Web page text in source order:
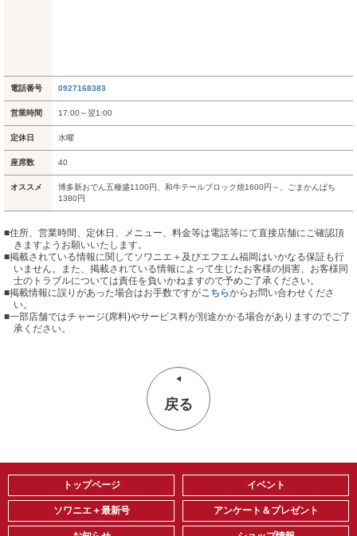
電話番号 0927168383
営業時間 17:00～翌1:00
定休日 水曜
座席数 40
オススメ
博多新おでん五種盛1100円、和牛テールブロック焼1600円～、ごまかんぱち
1380円
■住所、営業時間、定休日、メニュー、料金等は電話等にて直接店舗にご確認頂
きますようお願いいたします。
■掲載されている情報に関してソワニエ＋及びエフエム福岡はいかなる保証も行
いません。また、掲載されている情報によって生じたお客様の損害、お客様同
士のトラブルについては責任を負いかねますので予めご了承ください。
■掲載情報に誤りがあった場合はお手数ですがこちらからお問い合わせくださ
い。
■一部店舗ではチャージ(席料)やサービス料が別途かかる場合がありますのでご了
承ください。
戻る
トップページ
ソワニエ＋最新号
イベント
アンケート＆プレゼント